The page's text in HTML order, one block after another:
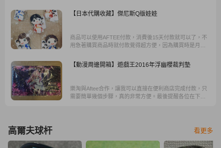
『樂淘』。
【日本代購收藏】傑尼斯Q版娃娃
商品可以使用AFTEE付款，消費後15天付款就可以了，不
用急著購買商品時就付款覺得超方便，因為購買時是月底
超方便的。
【動漫周邊開箱】遊戲王2016年浮幽櫻裁判墊
樂淘與Aftee合作，讓我可以直接在便利商店完成付款，只
需要簡單幾個步驟，真的非常方便。最後提醒各位在下標
高爾夫球杆 看更多